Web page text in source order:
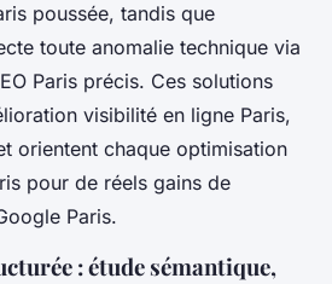
poussée, tandis que
toute anomalie technique via
Paris précis. Ces solutions
visibilité en ligne Paris,
orientent chaque optimisation
pour de réels gains de
Paris.
: étude sémantique,